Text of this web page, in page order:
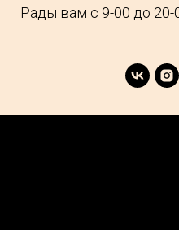
Рады вам с 9-00 до